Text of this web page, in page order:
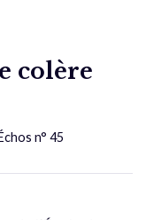
colère
n° 45